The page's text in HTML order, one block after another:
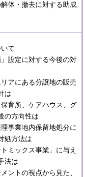
体・撤去に対する助成
て
」設定に対する今後の対
リアにある分譲地の販売
は
保育所、ケアハウス、グ
の方向性は
理事業地内保留地処分に
処方法は
ミックス事業」に与え
法は
ントの視点から見た、